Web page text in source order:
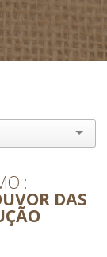
DAS